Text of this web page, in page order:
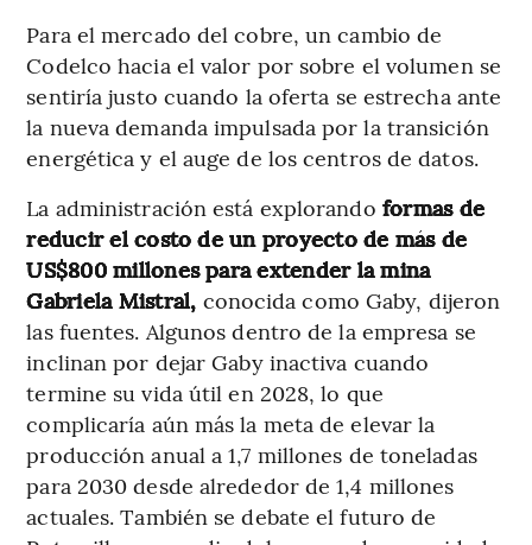
Para el mercado del cobre, un cambio de
Codelco hacia el valor por sobre el volumen se
sentiría justo cuando la oferta se estrecha ante
la nueva demanda impulsada por la transición
energética y el auge de los centros de datos.
La administración está explorando formas de
reducir el costo de un proyecto de más de
US$800 millones para extender la mina
Gabriela Mistral, conocida como Gaby, dijeron
las fuentes. Algunos dentro de la empresa se
inclinan por dejar Gaby inactiva cuando
termine su vida útil en 2028, lo que
complicaría aún más la meta de elevar la
producción anual a 1,7 millones de toneladas
para 2030 desde alrededor de 1,4 millones
actuales. También se debate el futuro de